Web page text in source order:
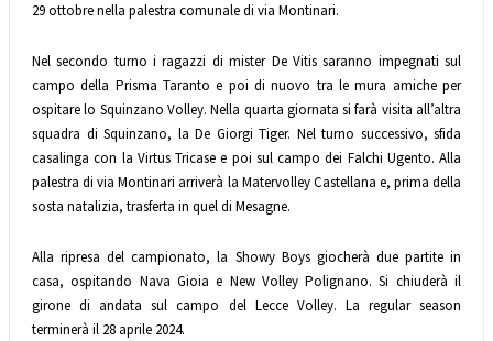
29 ottobre nella palestra comunale di via Montinari.
Nel secondo turno i ragazzi di mister De Vitis saranno impegnati sul
campo della Prisma Taranto e poi di nuovo tra le mura amiche per
ospitare lo Squinzano Volley. Nella quarta giornata si farà visita all’altra
squadra di Squinzano, la De Giorgi Tiger. Nel turno successivo, sfida
casalinga con la Virtus Tricase e poi sul campo dei Falchi Ugento. Alla
palestra di via Montinari arriverà la Matervolley Castellana e, prima della
sosta natalizia, trasferta in quel di Mesagne.
Alla ripresa del campionato, la Showy Boys giocherà due partite in
casa, ospitando Nava Gioia e New Volley Polignano. Si chiuderà il
girone di andata sul campo del Lecce Volley. La regular season
terminerà il 28 aprile 2024.